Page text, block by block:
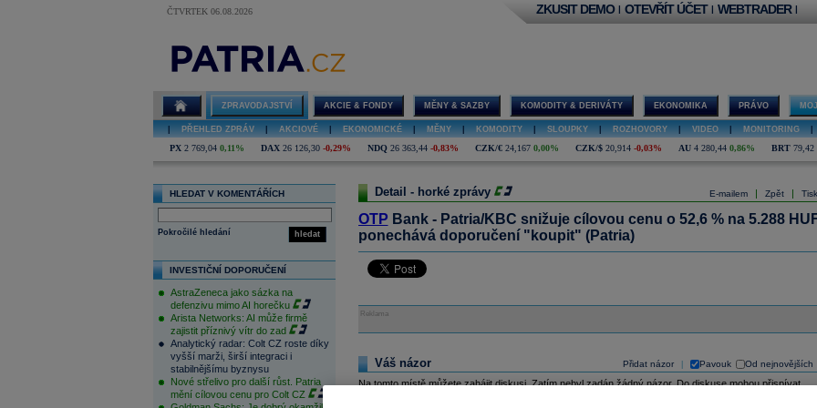
ČTVRTEK 06.08.2026 ZKUSIT DEMO | OTEVŘÍT ÚČET | WEBTRADER |
ZPRAVODAJSTVÍ AKCIE & FONDY MĚNY & SAZBY KOMODITY & DERIVÁTY EKONOMIKA PRÁVO
PŘEHLED ZPRÁV AKCIOVÉ EKONOMICKÉ MĚNY KOMODITY SLOUPKY ROZHOVORY VIDEO MONITORING
PX 2 769,04 0,11% DAX 26 126,30 -0,29% NDQ 26 363,44 -0,83% CZK/€ 24,167 0,00% CZK/$ 20,914 -0,03% AU 4 280,44 0,86% BRT 79,42
HLEDAT V KOMENTÁŘÍCH
hledat
Pokročilé hledání
INVESTIČNÍ DOPORUČENÍ
AstraZeneca jako sázka na
defenzivu mimo AI horečku
Arista Networks: AI může firmě
zajistit příznivý vítr do zad
Analytický radar: Colt CZ roste díky
vyšší marži, širší integraci i
stabilnějšímu byznysu
Nové střelivo pro další růst. Patria
mění cílovou cenu pro Colt CZ
E-mailem | Zpět | Tisk
Detail - horké zprávy
OTP Bank - Patria/KBC snižuje cílovou cenu o 52,6 % na 5.288
ponechává doporučení "koupit" (Patria)
Reklama
Přidat názor Pavouk Od nejnovějších
Váš názor
Na tomto místě můžete zahájit diskusi. Zatím nebyl zadán žádný názor. Do diskuse mohou přispívat